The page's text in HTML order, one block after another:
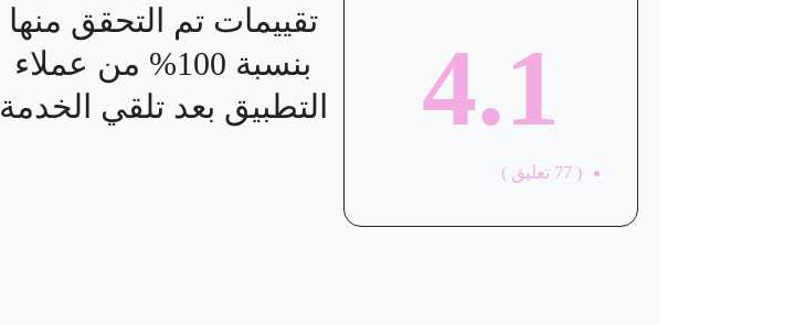
4.1
(
77 تعليق )
تقييمات تم التحقق منها
بنسبة 100% من عملاء
التطبيق بعد تلقي الخدمة